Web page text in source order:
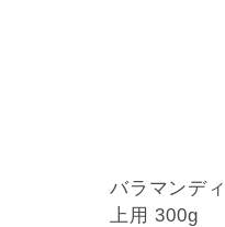
バラマンデ
上用 300g